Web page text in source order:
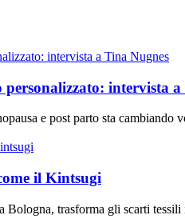
intervista a
e post parto sta cambiando
il Kintsugi
Bologna, trasforma gli scarti